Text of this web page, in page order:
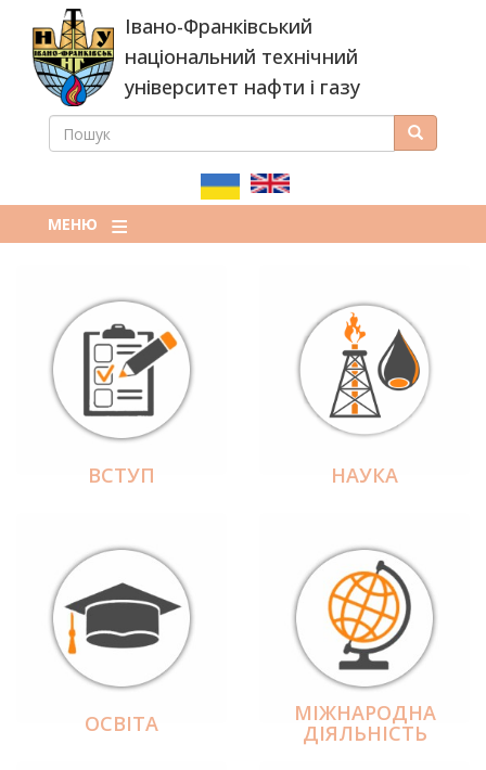
основного
вмісту
Івано-Франківський
національний технічний
університет нафти і газу
ПОШУКОВА
ПОШУК Пошук
МЕНЮ
ВСТУП НАУКА
ОСВІТА МІЖНАРОДНА
ДІЯЛЬНІCТЬ